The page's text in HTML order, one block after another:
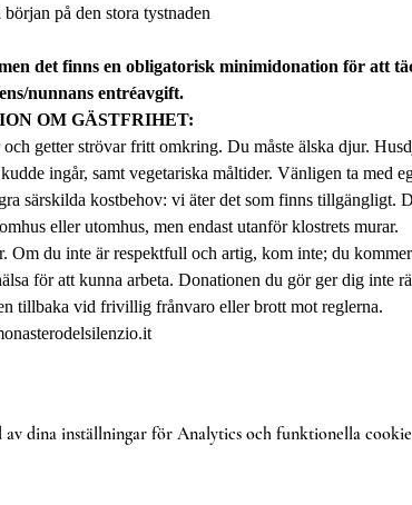
på den stora tystnaden
det finns en obligatorisk minimidonation för att
nunnans entréavgift.
OM GÄSTFRIHET:
getter strövar fritt omkring. Du måste älska djur.
ingår, samt vegetariska måltider. Vänligen ta med
särskilda kostbehov: vi äter det som finns tillgängligt.
eller utomhus, men endast utanför klostrets murar.
Om du inte är respektfull och artig, kom inte; du
för att kunna arbeta. Donationen du gör ger dig inte
tillbaka vid frivillig frånvaro eller brott mot reglerna.
av dina inställningar för Analytics och funktionella